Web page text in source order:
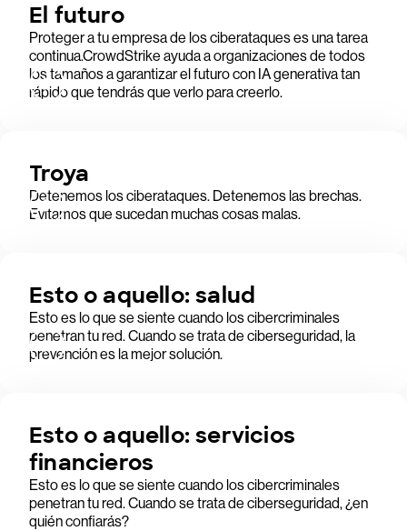
El futuro
Proteger a tu empresa de los ciberataques es una tarea
continua.CrowdStrike ayuda a organizaciones de todos
los tamaños a garantizar el futuro con IA generativa tan
rápido que tendrás que verlo para creerlo.
Troya
Detenemos los ciberataques. Detenemos las brechas.
Evitamos que sucedan muchas cosas malas.
Esto o aquello: salud
Esto es lo que se siente cuando los cibercriminales
penetran tu red. Cuando se trata de ciberseguridad, la
prevención es la mejor solución.
Esto o aquello: servicios
financieros
Esto es lo que se siente cuando los cibercriminales
penetran tu red. Cuando se trata de ciberseguridad, ¿en
quién confiarás?